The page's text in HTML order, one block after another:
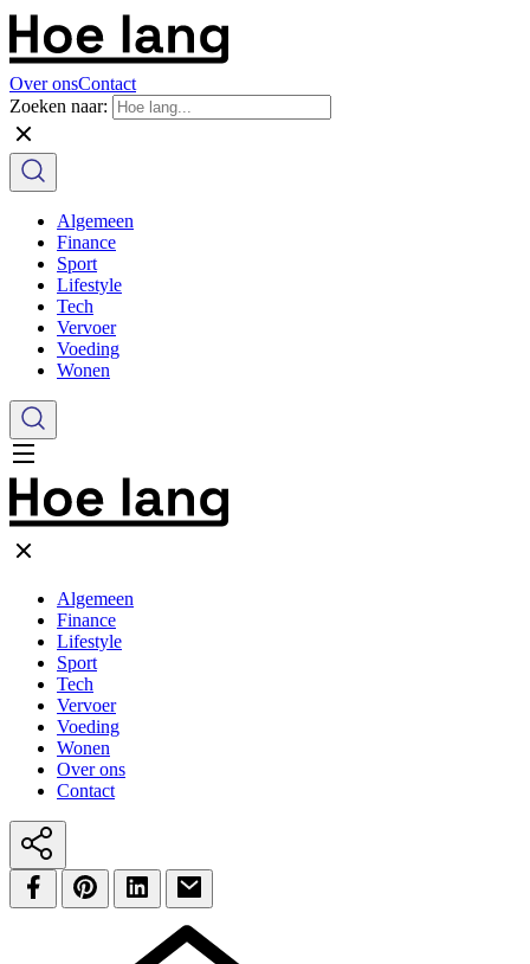
Over onsContact
Zoeken naar:
Algemeen
Finance
Sport
Lifestyle
Tech
Vervoer
Voeding
Wonen
Algemeen
Finance
Lifestyle
Sport
Tech
Vervoer
Voeding
Wonen
Over ons
Contact